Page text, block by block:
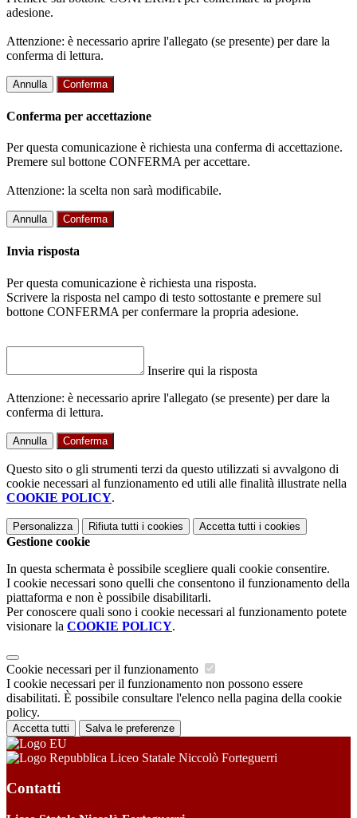
adesione.
Attenzione: è necessario aprire l'allegato (se presente) per dare la
conferma di lettura.
Annulla Conferma
Conferma per accettazione
Per questa comunicazione è richiesta una conferma di accettazione.
Premere sul bottone CONFERMA per accettare.
Attenzione: la scelta non sarà modificabile.
Annulla Conferma
Invia risposta
Per questa comunicazione è richiesta una risposta.
Scrivere la risposta nel campo di testo sottostante e premere sul
bottone CONFERMA per confermare la propria adesione.
Inserire qui la risposta
Attenzione: è necessario aprire l'allegato (se presente) per dare la
conferma di lettura.
Annulla Conferma
Questo sito o gli strumenti terzi da questo utilizzati si avvalgono di
cookie necessari al funzionamento ed utili alle finalità illustrate nella
COOKIE POLICY.
Personalizza Rifiuta tutti i cookies Accetta tutti i cookies
Gestione cookie
In questa schermata è possibile scegliere quali cookie consentire.
I cookie necessari sono quelli che consentono il funzionamento della
piattaforma e non è possibile disabilitarli.
Per conoscere quali sono i cookie necessari al funzionamento potete
visionare la COOKIE POLICY.
Cookie necessari per il funzionamento
I cookie necessari per il funzionamento non possono essere
disabilitati. È possibile consultare l'elenco nella pagina della cookie
policy.
Accetta tutti Salva le preferenze
Liceo Statale Niccolò Forteguerri
Contatti